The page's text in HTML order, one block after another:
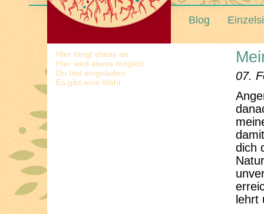
Blog
Hier fängt etwas an
Hier wird etwas möglich
Du bist eingeladen
Es gibt eine Wahl
07.
dich